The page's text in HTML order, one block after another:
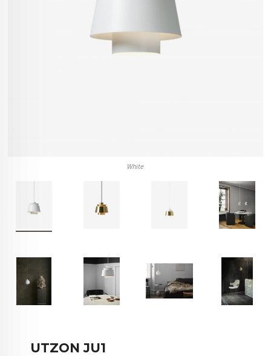
White
UTZON JU1